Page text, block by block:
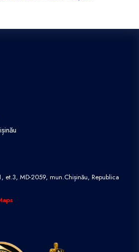
et.3, MD-2059, mun.Chișinău, Republica